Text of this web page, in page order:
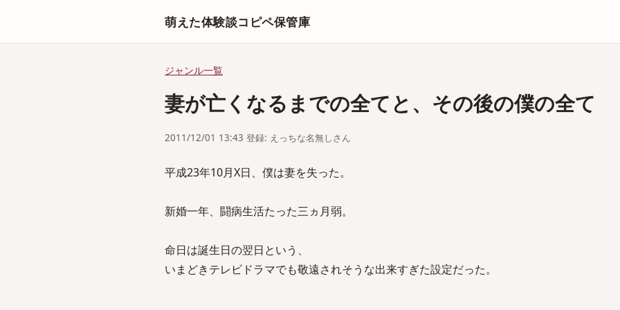
萌えた体験談コピペ保管庫
ジャンル一覧
妻が亡くなるまでの全てと、その後の僕の全て
2011/12/01 13:43 登録: えっちな名無しさん
平成23年10月X日、僕は妻を失った。
新婚一年、闘病生活たった三ヵ月弱。
命日は誕生日の翌日という、
いまどきテレビドラマでも敬遠されそうな出来すぎた設定だった。